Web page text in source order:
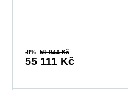
-8% 59 944 Kč
55 111 Kč